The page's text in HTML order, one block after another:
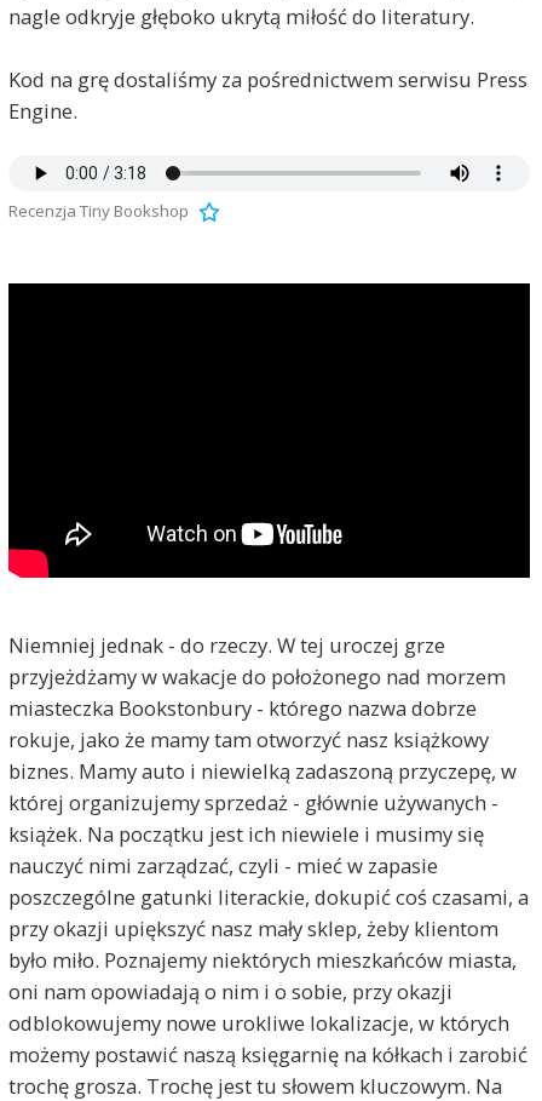
nagle odkryje głęboko ukrytą miłość do literatury.
Kod na grę dostaliśmy za pośrednictwem serwisu Press
Engine.
Recenzja Tiny Bookshop
Niemniej jednak - do rzeczy. W tej uroczej grze
przyjeżdżamy w wakacje do położonego nad morzem
miasteczka Bookstonbury - którego nazwa dobrze
rokuje, jako że mamy tam otworzyć nasz książkowy
biznes. Mamy auto i niewielką zadaszoną przyczepę, w
której organizujemy sprzedaż - głównie używanych -
książek. Na początku jest ich niewiele i musimy się
nauczyć nimi zarządzać, czyli - mieć w zapasie
poszczególne gatunki literackie, dokupić coś czasami, a
przy okazji upiększyć nasz mały sklep, żeby klientom
było miło. Poznajemy niektórych mieszkańców miasta,
oni nam opowiadają o nim i o sobie, przy okazji
odblokowujemy nowe urokliwe lokalizacje, w których
możemy postawić naszą księgarnię na kółkach i zarobić
trochę grosza. Trochę jest tu słowem kluczowym. Na